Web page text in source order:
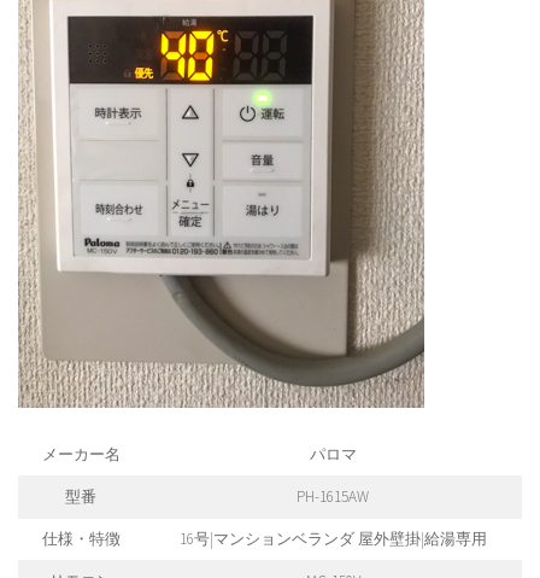
メーカー名 パロマ
型番 PH-1615AW
仕様・特徴 16号|マンションベランダ 屋外壁掛|給湯専用